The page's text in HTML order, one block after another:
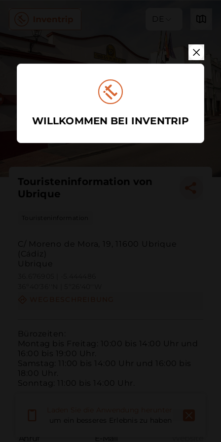
DE
Touristeninformation von
Ubrique
Touristeninformation
C/ Moreno de Mora, 19, 11600 Ubrique
(Cádiz)
Ubrique
Bürozeiten:
Montag bis Freitag: 10:00 bis 14:00 Uhr und
16:00 bis 19:00 Uhr.
Samstag: 11:00 bis 14:00 Uhr und 16:00 bis
18:00 Uhr.
Sonntag: 11:00 bis 14:00 Uhr.
Anruf E-Mail
um ein besseres Erlebnis zu haben
WILLKOMMEN BEI INVENTRIP